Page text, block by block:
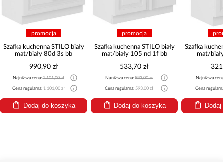
promocja
Szafka kuchenna STILO biały
mat/biały 80d 3s bb
990,90 zł
Najniższa cena:1 101,00 zł
Cena regularna:1 101,00 zł
Dodaj do koszyka
promocja
Szafka kuchenna STILO biały
mat/biały 105 nd 1f bb
533,70 zł
Najniższa cena: 593,00 zł
Cena regularna: 593,00 zł
Dodaj do koszyka
Szafka
mat/
Najniższa
Cena